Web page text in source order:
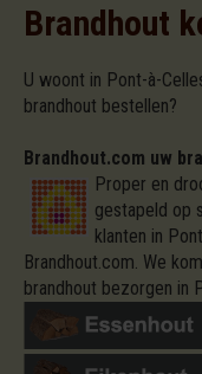
Brandhout
U woont in Pont-à-
brandhout bestellen?
Brandhout.com uw
Proper en
gestapeld op
klanten in
Brandhout.com. We
brandhout bezorgen in